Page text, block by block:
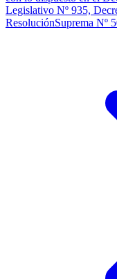
Legislativo Nº 935,
ResoluciónSuprema Nº